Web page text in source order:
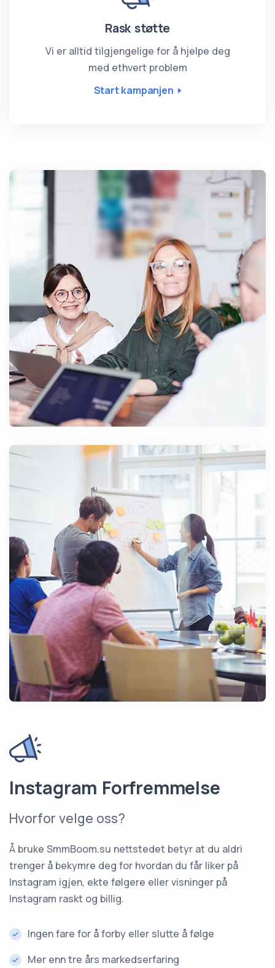
Rask støtte
Vi er alltid tilgjengelige for å hjelpe deg
med ethvert problem
Start kampanjen
Instagram Forfremmelse
Hvorfor velge oss?
Å bruke SmmBoom.su nettstedet betyr at du aldri
trenger å bekymre deg for hvordan du får liker på
Instagram igjen, ekte følgere eller visninger på
Instagram raskt og billig.
Ingen fare for å forby eller slutte å følge
Mer enn tre års markedserfaring